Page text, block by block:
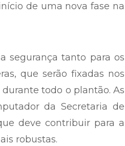
de uma nova fase na
segurança tanto para os
que serão fixadas nos
todo o plantão. As
da Secretaria de
deve contribuir para a
robustas.